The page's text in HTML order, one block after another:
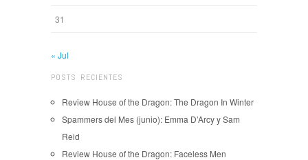
31
« Jul
POSTS RECIENTES
Review House of the Dragon: The Dragon In Winter
Spammers del Mes (junio): Emma D’Arcy y Sam
Reid
Review House of the Dragon: Faceless Men